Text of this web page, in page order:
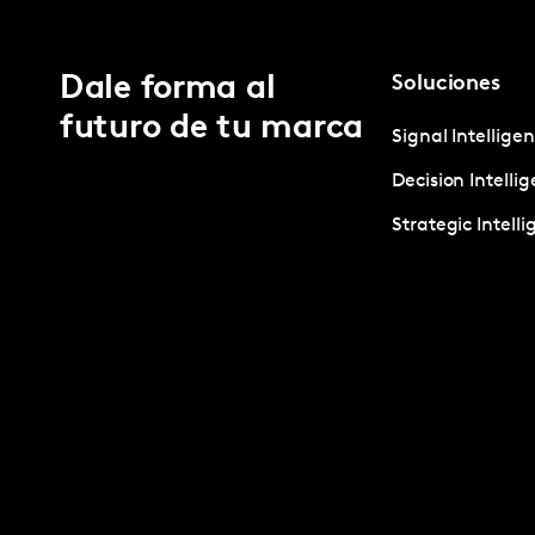
Dale forma al
futuro de tu marca
Soluciones
Signal
Decision
Strategic